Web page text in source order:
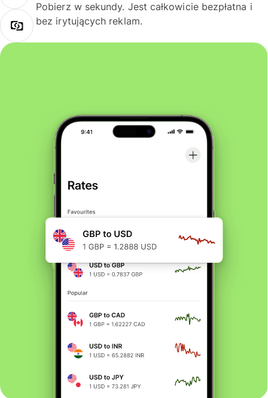
Pobierz w sekundy. Jest całkowicie bezpłatna i
bez irytujących reklam.